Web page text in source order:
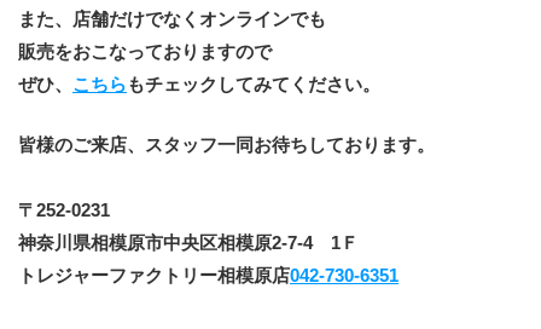
また、店舗だけでなくオンラインでも
販売をおこなっておりますので
ぜひ、 こちらもチェックしてみてください。
皆様のご来店、スタッフ一同お待ちしております。
﻿〒252-0231
神奈川県相模原市中央区相模原2-7-4　1Ｆ
トレジャーファクトリー相模原店042-730-6351